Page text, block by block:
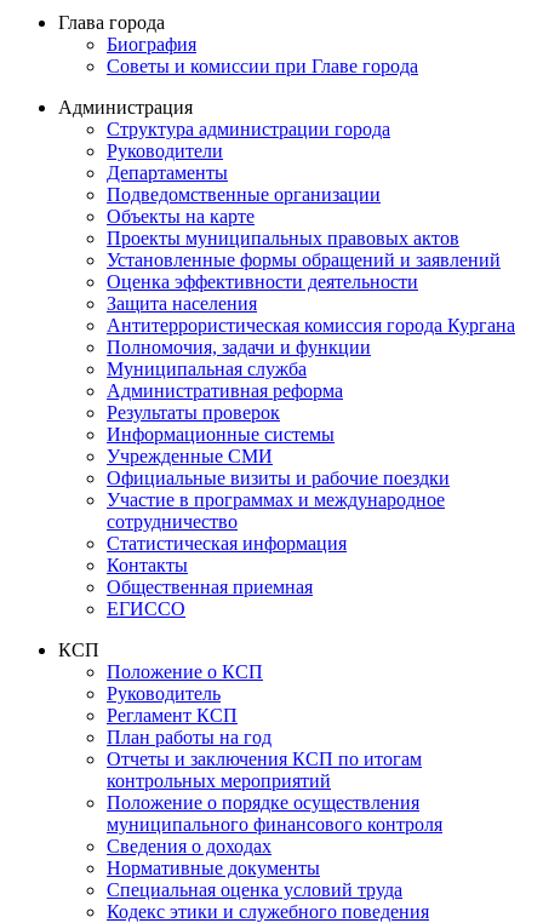
Глава города
Биография
Советы и комиссии при Главе города
Администрация
Структура администрации города
Руководители
Департаменты
Подведомственные организации
Объекты на карте
Проекты муниципальных правовых актов
Установленные формы обращений и заявлений
Оценка эффективности деятельности
Защита населения
Антитеррористическая комиссия города Кургана
Полномочия, задачи и функции
Муниципальная служба
Административная реформа
Результаты проверок
Информационные системы
Учрежденные СМИ
Официальные визиты и рабочие поездки
Участие в программах и международное
сотрудничество
Статистическая информация
Контакты
Общественная приемная
ЕГИССО
КСП
Положение о КСП
Руководитель
Регламент КСП
План работы на год
Отчеты и заключения КСП по итогам
контрольных мероприятий
Положение о порядке осуществления
муниципального финансового контроля
Сведения о доходах
Нормативные документы
Специальная оценка условий труда
Кодекс этики и служебного поведения